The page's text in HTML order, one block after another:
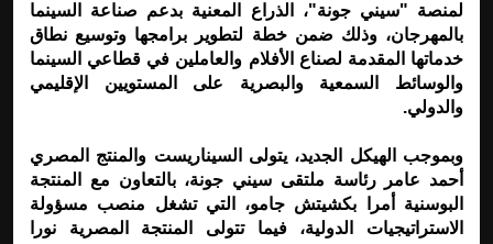
لمنصة "سيني جونة"، الذراع المعنية بدعم صناعة السينما
بالمهرجان، وذلك ضمن خطة لتطوير برامجها وتوسيع نطاق
خدماتها المقدمة لصناع الأفلام والعاملين في قطاعي السينما
والوسائط السمعية والبصرية على المستويين الإقليمي
والدولي.
وبموجب الهيكل الجديد، يتولى السيناريست والمنتج المصري
أحمد عامر رئاسة ملتقى سيني جونة، بالتعاون مع المنتجة
البوسنية أمرا بكشيتش جامو، التي تشغل منصب مسؤولة
الاستراتيجيات الدولية، فيما تتولى المنتجة المصرية نورا